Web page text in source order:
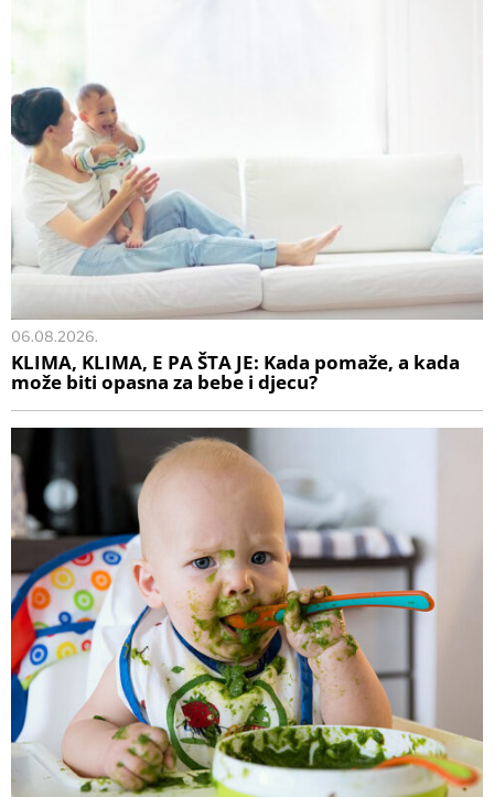
06.08.2026.
KLIMA, KLIMA, E PA ŠTA JE: Kada pomaže, a kada
može biti opasna za bebe i djecu?